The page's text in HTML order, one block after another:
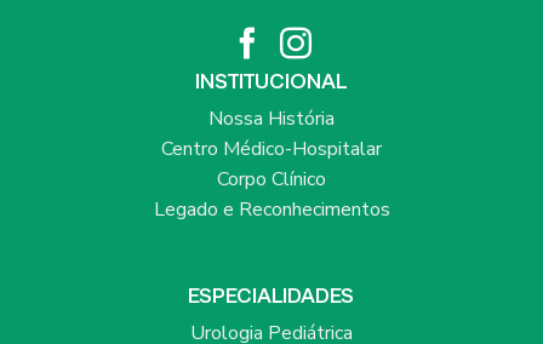
INSTITUCIONAL
Nossa História
Centro Médico-Hospitalar
Corpo Clínico
Legado e Reconhecimentos
ESPECIALIDADES
Urologia Pediátrica